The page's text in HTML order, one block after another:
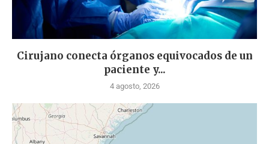
Cirujano conecta órganos equivocados de un
paciente y...
4 agosto, 2026